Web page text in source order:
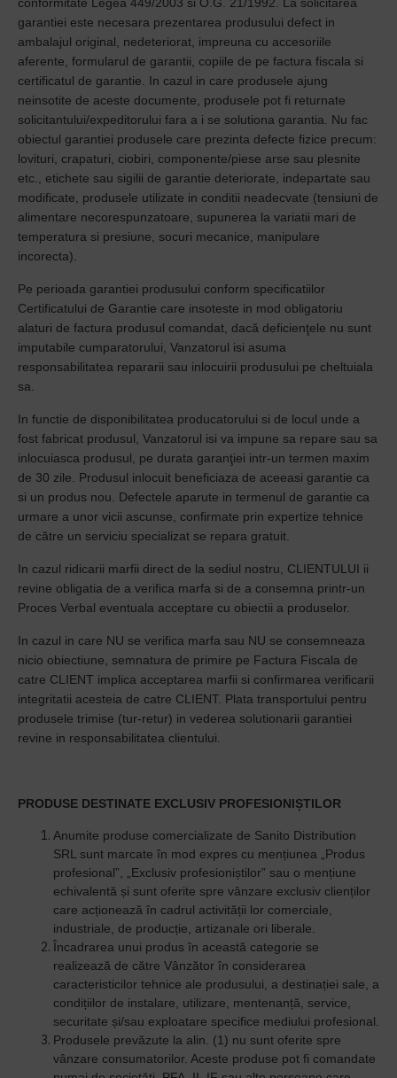
garantiei este necesara prezentarea produsului defect in
ambalajul original, nedeteriorat, impreuna cu accesoriile
aferente, formularul de garantii, copiile de pe factura fiscala si
certificatul de garantie. In cazul in care produsele ajung
neinsotite de aceste documente, produsele pot fi returnate
solicitantului/expeditorului fara a i se solutiona garantia. Nu fac
obiectul garantiei produsele care prezinta defecte fizice precum:
lovituri, crapaturi, ciobiri, componente/piese arse sau plesnite
etc., etichete sau sigilii de garantie deteriorate, indepartate sau
modificate, produsele utilizate in conditii neadecvate (tensiuni de
alimentare necorespunzatoare, supunerea la variatii mari de
temperatura si presiune, socuri mecanice, manipulare
incorecta).
Pe perioada garantiei produsului conform specificatiilor
Certificatului de Garantie care insoteste in mod obligatoriu
alaturi de factura produsul comandat, dacă deficienţele nu sunt
imputabile cumparatorului, Vanzatorul isi asuma
responsabilitatea repararii sau inlocuirii produsului pe cheltuiala
sa.
In functie de disponibilitatea producatorului si de locul unde a
fost fabricat produsul, Vanzatorul isi va impune sa repare sau sa
inlocuiasca produsul, pe durata garanţiei intr-un termen maxim
de 30 zile. Produsul inlocuit beneficiaza de aceeasi garantie ca
si un produs nou. Defectele aparute in termenul de garantie ca
urmare a unor vicii ascunse, confirmate prin expertize tehnice
de către un serviciu specializat se repara gratuit.
In cazul ridicarii marfii direct de la sediul nostru, CLIENTULUI ii
revine obligatia de a verifica marfa si de a consemna printr-un
Proces Verbal eventuala acceptare cu obiectii a produselor.
In cazul in care NU se verifica marfa sau NU se consemneaza
nicio obiectiune, semnatura de primire pe Factura Fiscala de
catre CLIENT implica acceptarea marfii si confirmarea verificarii
integritatii acesteia de catre CLIENT. Plata transportului pentru
produsele trimise (tur-retur) in vederea solutionarii garantiei
revine in responsabilitatea clientului.
PRODUSE DESTINATE EXCLUSIV PROFESIONIȘTILOR
Anumite produse comercializate de Sanito Distribution
SRL sunt marcate în mod expres cu mențiunea „Produs
profesional”, „Exclusiv profesioniștilor” sau o mențiune
echivalentă și sunt oferite spre vânzare exclusiv clienților
care acționează în cadrul activității lor comerciale,
industriale, de producție, artizanale ori liberale.
Încadrarea unui produs în această categorie se
realizează de către Vânzător în considerarea
caracteristicilor tehnice ale produsului, a destinației sale, a
condițiilor de instalare, utilizare, mentenanță, service,
securitate și/sau exploatare specifice mediului profesional.
Produsele prevăzute la alin. (1) nu sunt oferite spre
vânzare consumatorilor. Aceste produse pot fi comandate